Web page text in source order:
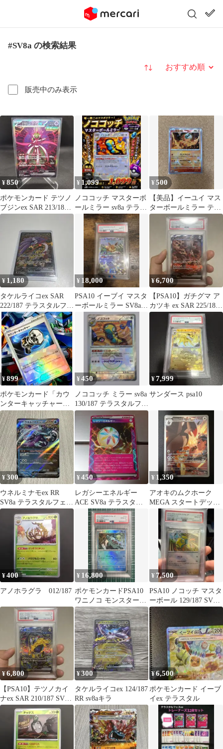
#SV8a の検索結果
販売中のみ表示
並び替え
¥850
ポケモンカード テツノ
ブジンex SAR 213/187
SV8a
¥ 1,099
ノココッチ マスターボ
ールミラー sv8a テラス
タルフェスex ポケカ即
日発送
¥500
⁠【美品】イーユイ マス
ターボールミラー テラ
スタルフェスex⁠
¥ 1,180
タケルライコex SAR
222/187 テラスタルフェ
スex ポケモンカード
¥ 18,000
PSA10 イーブイ マスタ
ーボールミラー SV8a
ポケモンカード
¥6,700
【PSA10】ガチグマ ア
カツキ ex SAR 225/187
ポケモンカード
¥899
ポケモンカード「カウ
ンターキャッチャー
139/187 SV8a」ミラー
仕様
¥450
ノココッチ ミラー sv8a
130/187 テラスタルフェ
スex
¥7,999
サンダース psa10
¥300
ウネルミナモex RR
SV8a テラスタルフェス
ex 049/187
¥450
レガシーエネルギー
ACE SV8a テラスタル
フェスex 187/187
¥ 1,350
アオキのムクホーク
MEGA スタートデッキ
100 バトルコレクショ
ン 756…
¥400
アノホラグラ 012/187
¥ 16,800
ポケモンカードPSA10
ワニノコ モンスターボ
ールSV8a 032/187
¥ 7,500
PSA10 ノコッチ マスタ
ーボール 129/187 SV8a
ポケカ 鑑定品
¥6,800
【PSA10】テツノカイ
ナex SAR 210/187 SV8a
GEM MT
¥300
タケルライコex 124/187
RR sv8aキラ
¥6,500
ポケモンカード イーブ
イex テラスタル